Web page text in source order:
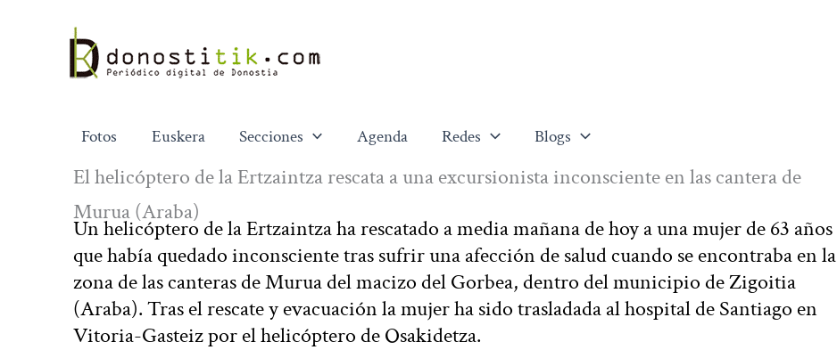
contenido
Fotos Euskera Secciones Agenda Redes Blogs
El helicóptero de la Ertzaintza rescata a una excursionista inconsciente en las cantera de
Murua (Araba)
Un helicóptero de la Ertzaintza ha rescatado a media mañana de hoy a una mujer de 63 años
que había quedado inconsciente tras sufrir una afección de salud cuando se encontraba en la
zona de las canteras de Murua del macizo del Gorbea, dentro del municipio de Zigoitia
(Araba). Tras el rescate y evacuación la mujer ha sido trasladada al hospital de Santiago en
Vitoria-Gasteiz por el helicóptero de Osakidetza.